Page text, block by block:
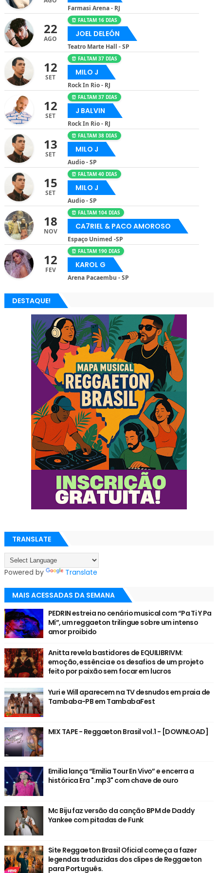
Farmasi Arena - RJ
22
AGO
⏰ FALTAM 16 DIAS
JOEL DELEÓN
Teatro Marte Hall - SP
12
SET
⏰ FALTAM 37 DIAS
MILO J
Rock In Rio - RJ
12
SET
⏰ FALTAM 37 DIAS
J BALVIN
Rock In Rio - RJ
13
SET
⏰ FALTAM 38 DIAS
MILO J
Audio - SP
15
SET
⏰ FALTAM 40 DIAS
MILO J
Audio - SP
18
NOV
⏰ FALTAM 104 DIAS
CA7RIEL & PACO AMOROSO
Espaço Unimed -SP
12
FEV
⏰ FALTAM 190 DIAS
KAROL G
Arena Pacaembu - SP
DESTAQUE!
TRANSLATE
Powered by Translate
MAIS ACESSADAS DA SEMANA
PEDRIN estreia no cenário musical com “Pa Ti Y Pa
Mí”, um reggaeton trilingue sobre um intenso
amor proibido
Anitta revela bastidores de EQUILIBRIVM:
emoção, essência e os desafios de um projeto
feito por paixão sem focar em lucros
Yuri e Will aparecem na TV desnudos em praia de
Tambaba-PB em TambabaFest
MIX TAPE - Reggaeton Brasil vol.1 - [DOWNLOAD]
Emilia lança “Emilia Tour En Vivo” e encerra a
histórica Era ".mp3" com chave de ouro
Mc Biju faz versão da canção BPM de Daddy
Yankee com pitadas de Funk
Site Reggaeton Brasil Oficial começa a fazer
legendas traduzidas dos clipes de Reggaeton
para Português.